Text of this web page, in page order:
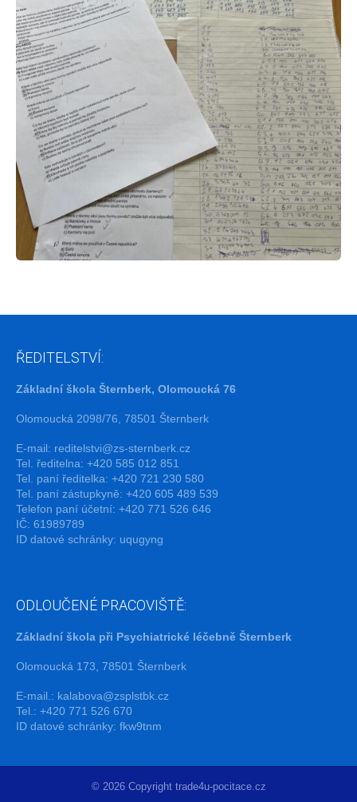
ŘEDITELSTVÍ:
Základní škola Šternberk, Olomoucká 76
Olomoucká 2098/76, 78501 Šternberk
E-mail: reditelstvi@zs-sternberk.cz
Tel. ředitelna: +420 585 012 851
Tel. paní ředitelka: +420 721 230 580
Tel. paní zástupkyně: +420 605 489 539
Telefon paní účetní: +420 771 526 646
IČ: 61989789
ID datové schránky: uqugyng
ODLOUČENÉ PRACOVIŠTĚ:
Základní škola při Psychiatrické léčebně Šternberk
Olomoucká 173, 78501 Šternberk
E-mail.: kalabova@zsplstbk.cz
Tel.: +420 771 526 670
ID datové schránky: fkw9tnm
© 2026 Copyright trade4u-pocitace.cz